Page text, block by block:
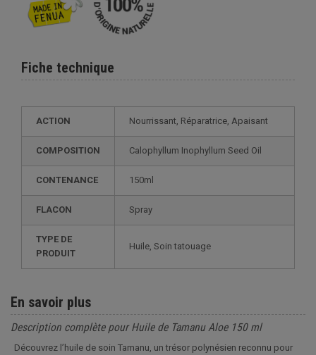
Fiche technique
ACTION Nourrissant, Réparatrice, Apaisant
COMPOSITION Calophyllum Inophyllum Seed Oil
CONTENANCE 150ml
FLACON Spray
TYPE DE
PRODUIT
Huile, Soin tatouage
En savoir plus
Description complète pour Huile de Tamanu Aloe 150 ml
Découvrez l’huile de soin Tamanu, un trésor polynésien reconnu pour